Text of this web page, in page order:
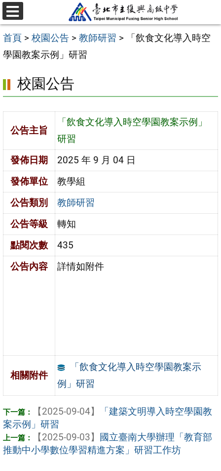
跳
至
主
要
容
區
選
單
首頁 > 校園公告 > 教師研習 >
「飲食文化導入時空
學園教案示例」研習
校園公告
公告主旨
「飲食文化導入時空學園教案示例」
研習
發佈日期
2025 年 9 月 04 日
發佈單位
教學組
公告類別
教師研習
公告等級
轉知
點閱次數
435
公告內容
詳情如附件
相關附件
「飲食文化導入時空學園教案示
例」研習
【2025-09-04】
「建築文明導入時空學園教
案示例」研習
【2025-09-03】 國立臺南大學辦理「教育部
推動中小學數位學習精進方案」研習工作坊